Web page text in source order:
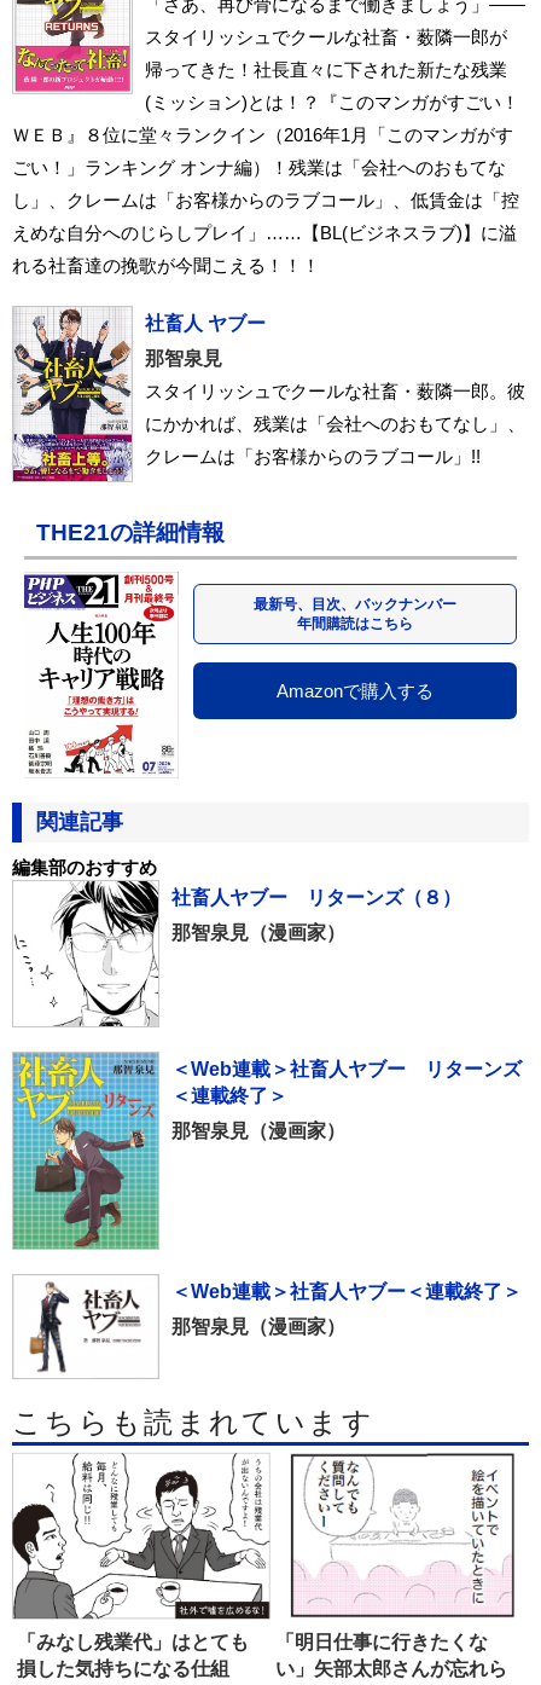
「さあ、再び骨になるまで働きましょう」――
スタイリッシュでクールな社畜・薮隣一郎が
帰ってきた！社長直々に下された新たな残業
(ミッション)とは！？『このマンガがすごい！
ＷＥＢ』８位に堂々ランクイン（2016年1月「このマンガがす
ごい！」ランキング オンナ編）！残業は「会社へのおもてな
し」、クレームは「お客様からのラブコール」、低賃金は「控
えめな自分へのじらしプレイ」……【BL(ビジネスラブ)】に溢
れる社畜達の挽歌が今聞こえる！！！
社畜人 ヤブー
那智泉見
スタイリッシュでクールな社畜・薮隣一郎。彼
にかかれば、残業は「会社へのおもてなし」、
クレームは「お客様からのラブコール」!!
THE21の詳細情報
最新号、目次、バックナンバー
年間購読はこちら
Amazonで購入する
関連記事
編集部のおすすめ
社畜人ヤブー リターンズ（８）
那智泉見（漫画家）
＜Web連載＞社畜人ヤブー リターンズ
＜連載終了＞
那智泉見（漫画家）
＜Web連載＞社畜人ヤブー＜連載終了＞
那智泉見（漫画家）
こちらも読まれています
「みなし残業代」はとても
損した気持ちになる仕組
「明日仕事に行きたくな
い」矢部太郎さんが忘れら